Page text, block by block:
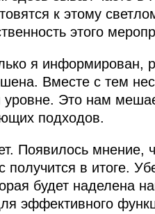
к этому
этого
я информирован,
Вместе с тем
Это нам
подходов.
Появилось мнение,
получится в итоге.
будет наделена
эффективного